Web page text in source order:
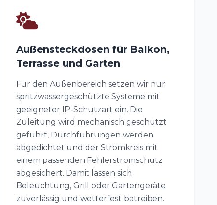
Außensteckdosen für Balkon,
Terrasse und Garten
Für den Außenbereich setzen wir nur
spritzwassergeschützte Systeme mit
geeigneter IP-Schutzart ein. Die
Zuleitung wird mechanisch geschützt
geführt, Durchführungen werden
abgedichtet und der Stromkreis mit
einem passenden Fehlerstromschutz
abgesichert. Damit lassen sich
Beleuchtung, Grill oder Gartengeräte
zuverlässig und wetterfest betreiben.